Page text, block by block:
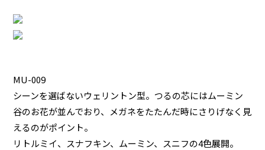
MU-009
シーンを選ばないウェリントン型。つるの芯にはムーミン
谷のお花が並んでおり、メガネをたたんだ時にさりげなく見
えるのがポイント。
リトルミイ、スナフキン、ムーミン、スニフの4色展開。